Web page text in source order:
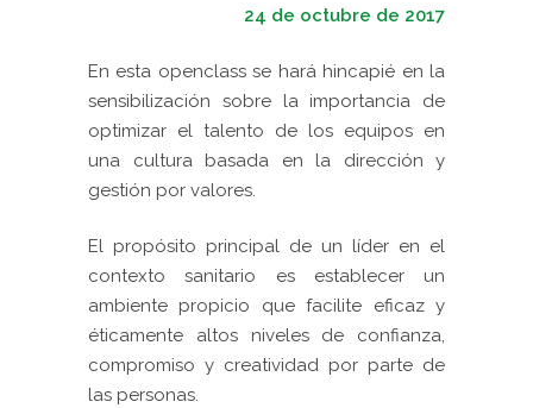
24 de octubre de 2017
En esta openclass se hará hincapié en la
sensibilización sobre la importancia de
optimizar el talento de los equipos en
una cultura basada en la dirección y
gestión por valores.
El propósito principal de un líder en el
contexto sanitario es establecer un
ambiente propicio que facilite eficaz y
éticamente altos niveles de confianza,
compromiso y creatividad por parte de
las personas.